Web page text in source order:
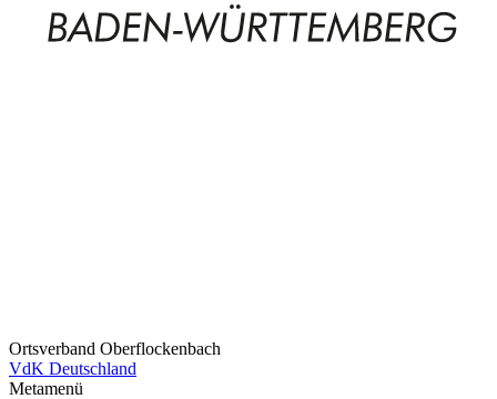
Ortsverband Oberflockenbach
VdK Deutschland
Metamenü